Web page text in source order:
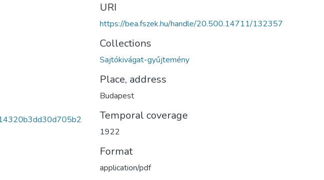
URI
https://bea.fszek.hu/handle/20.500.14711/132357
Collections
Sajtókivágat-gyűjtemény
Place, address
Budapest
Temporal coverage
1922
Format
application/pdf